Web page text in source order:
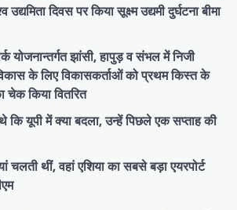
दिवस पर किया सूक्ष्म उद्यमी दुर्घटना बीमा
योजनान्तर्गत झांसी, हापुड़ व संभल में निजी
के लिए विकासकर्ताओं को प्रथम किस्त के
किया वितरित
यूपी में क्या बदला, उन्हें पिछले एक सप्ताह की
चलती थीं, वहां एशिया का सबसे बड़ा एयरपोर्ट